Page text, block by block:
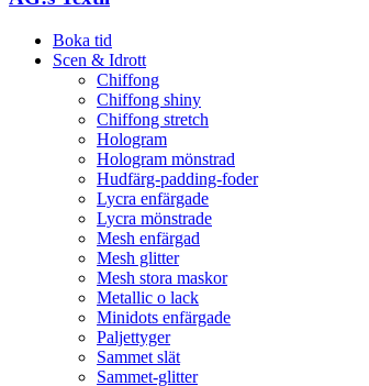
Boka tid
Scen & Idrott
Chiffong
Chiffong shiny
Chiffong stretch
Hologram
Hologram mönstrad
Hudfärg-padding-foder
Lycra enfärgade
Lycra mönstrade
Mesh enfärgad
Mesh glitter
Mesh stora maskor
Metallic o lack
Minidots enfärgade
Paljettyger
Sammet slät
Sammet-glitter